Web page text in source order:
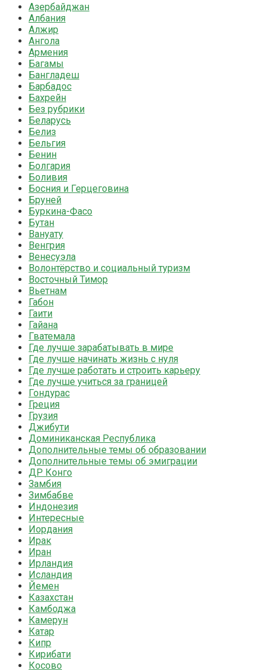
Азербайджан
Албания
Алжир
Ангола
Армения
Багамы
Бангладеш
Барбадос
Бахрейн
Без рубрики
Беларусь
Белиз
Бельгия
Бенин
Болгария
Боливия
Босния и Герцеговина
Бруней
Буркина-Фасо
Бутан
Вануату
Венгрия
Венесуэла
Волонтёрство и социальный туризм
Восточный Тимор
Вьетнам
Габон
Гаити
Гайана
Гватемала
Где лучше зарабатывать в мире
Где лучше начинать жизнь с нуля
Где лучше работать и строить карьеру
Где лучше учиться за границей
Гондурас
Греция
Грузия
Джибути
Доминиканская Республика
Дополнительные темы об образовании
Дополнительные темы об эмиграции
ДР Конго
Замбия
Зимбабве
Индонезия
Интересные
Иордания
Ирак
Иран
Ирландия
Исландия
Йемен
Казахстан
Камбоджа
Камерун
Катар
Кипр
Кирибати
Косово